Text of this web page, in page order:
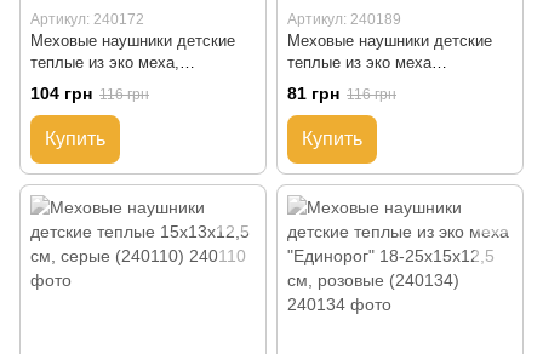
Артикул: 240172
Меховые наушники детские
теплые из эко меха,
13x11.5x10,5 см, розовые
(240172)
104 грн 116 грн
Купить
Артикул: 240189
Меховые наушники детские
теплые из эко меха
15x13x12,5 см, бежевые
(240189)
81 грн 116 грн
Купить